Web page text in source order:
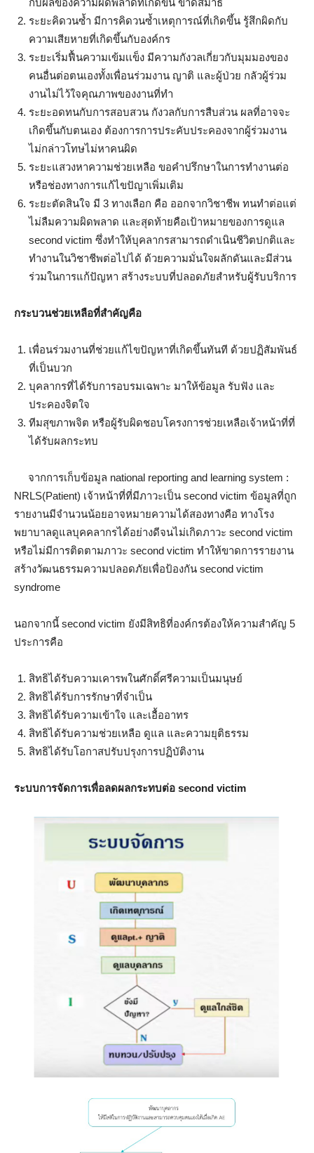
กับผลของความผิดพลาดที่เกิดขึ้น ขาดสมาธิ
ระยะคิดวนซ้ำ มีการคิดวนซ้ำเหตุการณ์ที่เกิดขึ้น รู้สึกผิดกับ
ความเสียหายที่เกิดขึ้นกับองค์กร
ระยะเริ่มฟื้นความเข้มเเข็ง มีความกังวลเกี่ยวกับมุมมองของ
คนอื่นต่อตนเองทั้งเพื่อนร่วมงาน ญาติ และผู้ป่วย กลัวผู้ร่วม
งานไม่ไว้ใจคุณภาพของงานที่ทำ
ระยะอดทนกับการสอบสวน กังวลกับการสืบส่วน ผลที่อาจจะ
เกิดขึ้นกับตนเอง ต้องการการประคับประคองจากผู้ร่วมงาน
ไม่กล่าวโทษไม่หาคนผิด
ระยะแสวงหาความช่วยเหลือ ขอคำปรึกษาในการทำงานต่อ
หรือช่องทางการแก้ไขปัญาเพิ่มเติม
ระยะตัดสินใจ มี 3 ทางเลือก คือ ออกจากวิชาชีพ ทนทำต่อแต่
ไม่ลืมความผิดพลาด และสุดท้ายคือเป้าหมายของการดูแล
second victim ซึ่งทำให้บุคลากรสามารถดำเนินชีวิตปกติและ
ทำงานในวิชาชีพต่อไปได้ ด้วยความมั่นใจผลักดันและมีส่วน
ร่วมในการแก้ปัญหา สร้างระบบที่ปลอดภัยสำหรับผู้รับบริการ
กระบวนช่วยเหลือที่สำคัญคือ
เพื่อนร่วมงานที่ช่วยแก้ไขปัญหาที่เกิดขึ้นทันที ด้วยปฏิสัมพันธ์
ที่เป็นบวก
บุคลากรที่ได้รับการอบรมเฉพาะ มาให้ข้อมูล รับฟัง และ
ประคองจิตใจ
ทีมสุขภาพจิต หรือผู้รับผิดชอบโครงการช่วยเหลือเจ้าหน้าที่ที่
ได้รับผลกระทบ
จากการเก็บข้อมูล national reporting and learning system :
NRLS(Patient) เจ้าหน้าที่ที่มีภาวะเป็น second victim ข้อมูลที่ถูก
รายงานมีจำนวนน้อยอาจหมายความได้สองทางคือ ทางโรง
พยาบาลดูแลบุคคลากรได้อย่างดีจนไม่เกิดภาวะ second victim
หรือไม่มีการติดตามภาวะ second victim ทำให้ขาดการรายงาน
สร้างวัฒนธรรมความปลอดภัยเพื่อป้องกัน second victim
syndrome
นอกจากนี้ second victim ยังมีสิทธิที่องค์กรต้องให้ความสำคัญ 5
ประการคือ
สิทธิได้รับความเคารพในศักดิ์ศรีความเป็นมนุษย์
สิทธิได้รับการรักษาที่จำเป็น
สิทธิได้รับความเข้าใจ และเอื้ออาทร
สิทธิได้รับความช่วยเหลือ ดูแล และความยุติธรรม
สิทธิได้รับโอกาสปรับปรุงการปฏิบัติงาน
ระบบการจัดการเพื่อลดผลกระทบต่อ second victim